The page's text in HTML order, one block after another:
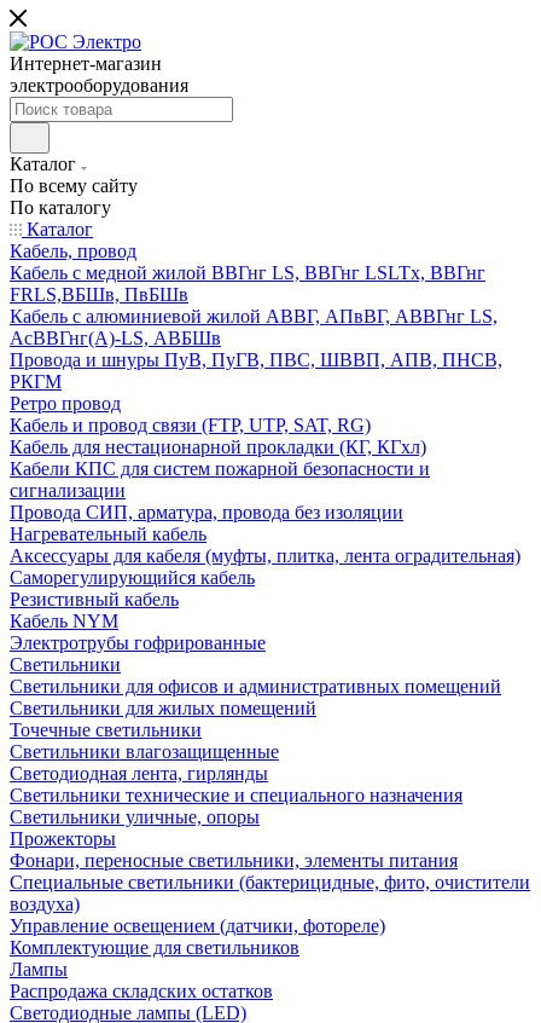
Интернет-магазин
электрооборудования
Каталог
По всему сайту
По каталогу
Каталог
Кабель, провод
Кабель с медной жилой ВВГнг LS, ВВГнг LSLTx, ВВГнг
FRLS,ВБШв, ПвБШв
Кабель с алюминиевой жилой АВВГ, АПвВГ, АВВГнг LS,
АсВВГнг(А)-LS, АВБШв
Провода и шнуры ПуВ, ПуГВ, ПВС, ШВВП, АПВ, ПНСВ,
РКГМ
Ретро провод
Кабель и провод связи (FTP, UTP, SAT, RG)
Кабель для нестационарной прокладки (КГ, КГхл)
Кабели КПС для систем пожарной безопасности и
сигнализации
Провода СИП, арматура, провода без изоляции
Нагревательный кабель
Аксессуары для кабеля (муфты, плитка, лента оградительная)
Саморегулирующийся кабель
Резистивный кабель
Кабель NYM
Электротрубы гофрированные
Светильники
Светильники для офисов и административных помещений
Светильники для жилых помещений
Точечные светильники
Светильники влагозащищенные
Светодиодная лента, гирлянды
Светильники технические и специального назначения
Светильники уличные, опоры
Прожекторы
Фонари, переносные светильники, элементы питания
Специальные светильники (бактерицидные, фито, очистители
воздуха)
Управление освещением (датчики, фотореле)
Комплектующие для светильников
Лампы
Распродажа складских остатков
Светодиодные лампы (LED)